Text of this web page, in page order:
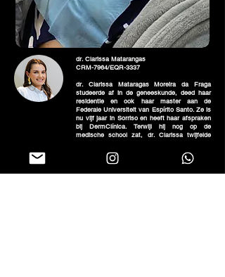
dr. Clarissa Matarangas
CRM-7964/EQR-3337
dr. Clarissa Mataragas Moreira da Fraga
studeerde af in de geneeskunde, deed haar
residentie en ook haar master aan de
Federale Universiteit van Espírito Santo. Ze is
nu vijf jaar in Sorriso en heeft haar afspraken
bij DermClínica. Terwijl hij nog op de
medische school zat, dr. Clarissa twijfelde
haar interesse in dermatologie kreeg de
overhand en vandaag ziet ze patiënten op het